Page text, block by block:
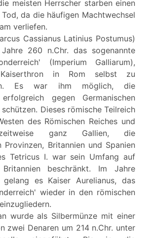
meisten Herrscher starben einen
da die häufigen Machtwechsel
verliefen.
Cassianus Latinius Postumus)
260 n.Chr. das sogenannte
(Imperium Galliarum),
in Rom selbst zu
Es war ihm möglich, die
erfolgreich gegen Germanischen
Dieses römische Teilreich
des Römischen Reiches und
ganz Gallien, die
Provinzen, Britannien und Spanien
Tetricus I. war sein Umfang auf
beschränkt. Im Jahre
es Kaiser Aurelianus, das
wieder in den römischen
wurde als Silbermünze mit einer
zwei Denaren um 214 n.Chr. unter